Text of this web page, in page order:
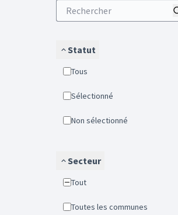
Statut
Tous
Sélectionné
Non sélectionné
Secteur
Tout
Toutes les communes